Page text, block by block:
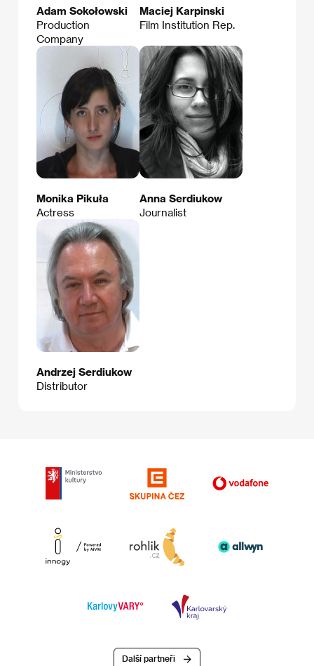
Adam Sokołowski
Production
Company
Maciej Karpinski
Film Institution Rep.
Monika Pikuła
Actress
Anna Serdiukow
Journalist
Andrzej Serdiukow
Distributor
Další partneři